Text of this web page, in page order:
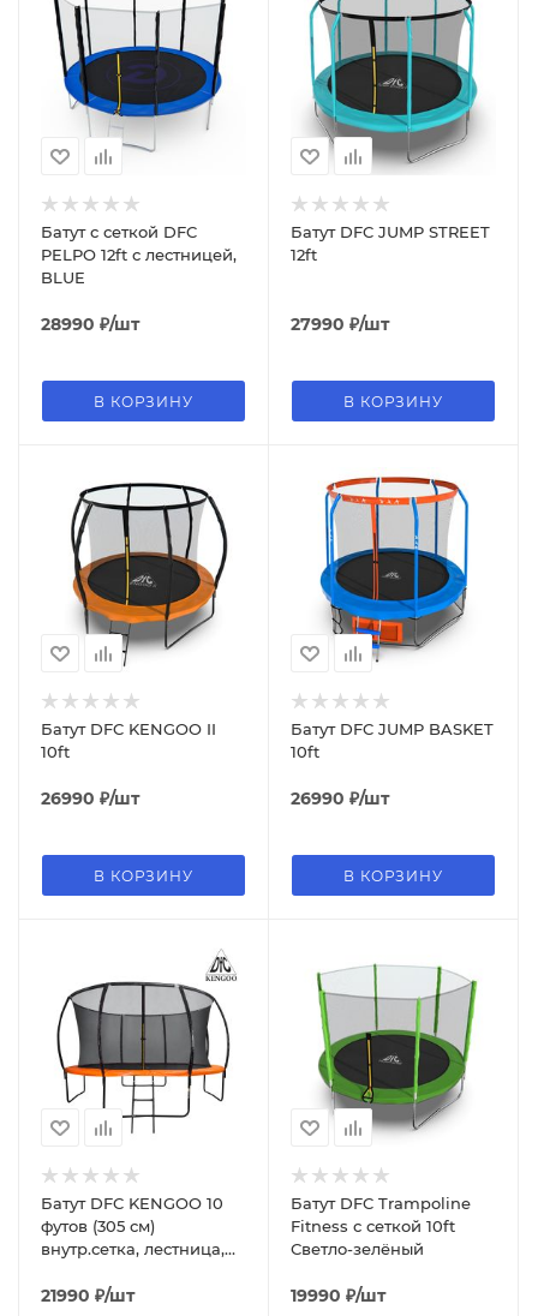
Батут с сеткой DFC
PELPO 12ft с лестницей,
BLUE
28990 ₽/шт
В КОРЗИНУ
Батут DFC JUMP STREET
12ft
27990 ₽/шт
В КОРЗИНУ
Батут DFC KENGOO II
10ft
26990 ₽/шт
В КОРЗИНУ
Батут DFC JUMP BASKET
10ft
26990 ₽/шт
В КОРЗИНУ
Батут DFC KENGOO 10
футов (305 см)
внутр.сетка, лестница,
21990 ₽/шт
Батут DFC Trampoline
Fitness с сеткой 10ft
Светло-зелёный
19990 ₽/шт